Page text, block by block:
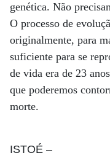
genética. Não
O processo de
originalmente, para
suficiente para se
de vida era de 23
que poderemos
morte.
ISTOÉ –